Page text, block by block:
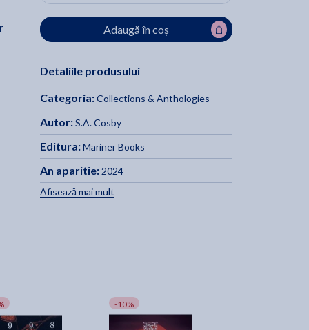
Adaugă în coș
Detaliile produsului
Categoria:Collections & Anthologies
Autor:S.A. Cosby
Editura:Mariner Books
An aparitie:2024
Afisează mai mult
-10%